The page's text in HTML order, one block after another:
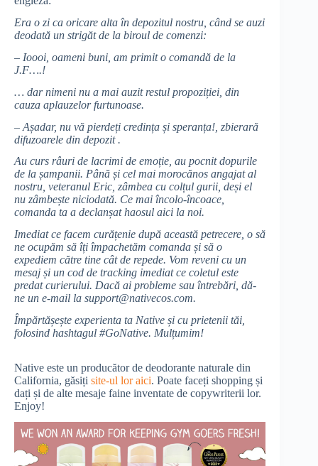
Era o zi ca oricare alta în depozitul nostru, când se auzi
deodată un strigăt de la biroul de comenzi:
– Ioooi, oameni buni, am primit o comandă de la
J.F….!
… dar nimeni nu a mai auzit restul propoziției, din
cauza aplauzelor furtunoase.
– Așadar, nu vă pierdeți credința și speranța!, zbierară
difuzoarele din depozit .
Au curs râuri de lacrimi de emoție, au pocnit dopurile
de la șampanii. Până și cel mai morocănos angajat al
nostru, veteranul Eric, zâmbea cu colțul gurii, deși el
nu zâmbește niciodată. Ce mai încolo-încoace,
comanda ta a declanșat haosul aici la noi.
Imediat ce facem curățenie după această petrecere, o să
ne ocupăm să îți împachetăm comanda și să o
expediem către tine cât de repede. Vom reveni cu un
mesaj și un cod de tracking imediat ce coletul este
predat curierului. Dacă ai probleme sau întrebări, dă-
ne un e-mail la support@nativecos.com.
Împărtășește experienta ta Native și cu prietenii tăi,
folosind hashtagul #GoNative. Mulțumim!
Native este un producător de deodorante naturale din
California, găsiți site-ul lor aici. Poate faceți shopping și
dați și de alte mesaje faine inventate de copywriterii lor.
Enjoy!